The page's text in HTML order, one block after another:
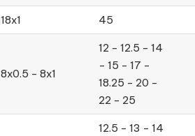
18x1 45
8x0.5 - 8x1
12 - 12.5 - 14
- 15 - 17 -
18.25 - 20 -
22 - 25
12.5 - 13 - 14